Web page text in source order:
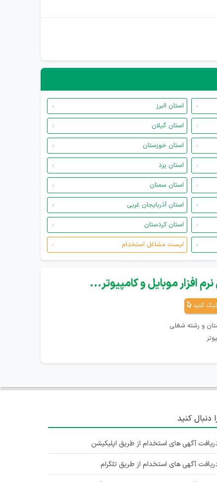
استان البرز
استان گیلان
استان خوزستان
استان یزد
استان سمنان
استان آذربایجان غربی
استان کردستان
لیست مشاغل استخدام
افزار موبایل و کامپیوتر...
کنید
و رشته شغلی
دنبال کنید
آگهی های استخدام از طریق اپلیکیشن
آگهی های استخدام از طریق تلگرام